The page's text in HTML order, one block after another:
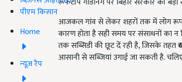
पीएम किसान
Home
न्यूज़ रैप
आजकल गांव से लेकर शहरों तक में लोग
कारण होता है सही समय पर संसाधनों का
तक सब्सिडी की छूट दें रही है, जिसके तहत
आसानी से सब्जियां उगाई जा सकती है.